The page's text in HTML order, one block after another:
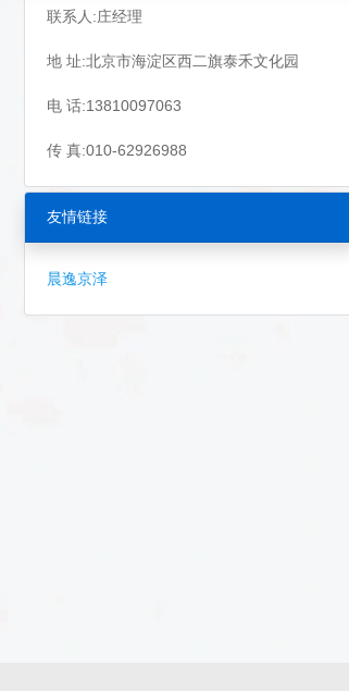
联系人:庄经理
地 址:北京市海淀区西二旗泰禾文化园
电 话:13810097063
传 真:010-62926988
友情链接
晨逸京泽